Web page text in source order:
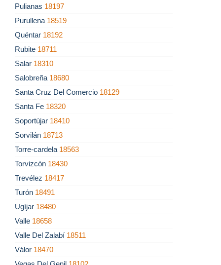
Pulianas 18197
Purullena 18519
Quéntar 18192
Rubite 18711
Salar 18310
Salobreña 18680
Santa Cruz Del Comercio 18129
Santa Fe 18320
Soportújar 18410
Sorvilán 18713
Torre-cardela 18563
Torvizcón 18430
Trevélez 18417
Turón 18491
Ugíjar 18480
Valle 18658
Valle Del Zalabí 18511
Válor 18470